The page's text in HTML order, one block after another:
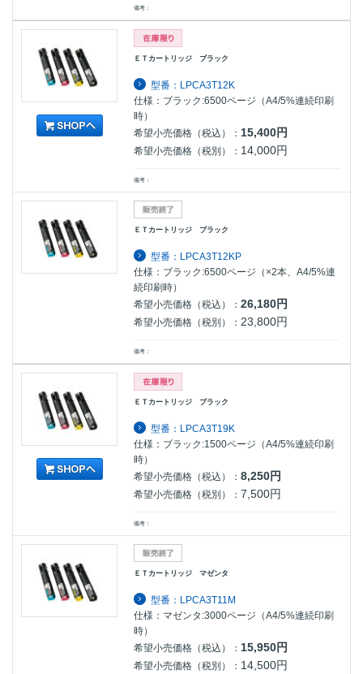
備考：
ＥＴカートリッジ ブラック
型番：LPCA3T12K
仕様：ブラック:6500ページ（A4/5%連続印刷
時）
希望小売価格（税込）： 15,400円
希望小売価格（税別）： 14,000円
備考：
ＥＴカートリッジ ブラック
型番：LPCA3T12KP
仕様：ブラック:6500ページ（×2本、A4/5%連
続印刷時）
希望小売価格（税込）： 26,180円
希望小売価格（税別）： 23,800円
備考：
ＥＴカートリッジ ブラック
型番：LPCA3T19K
仕様：ブラック:1500ページ（A4/5%連続印刷
時）
希望小売価格（税込）：8,250円
希望小売価格（税別）：7,500円
備考：
ＥＴカートリッジ マゼンタ
型番：LPCA3T11M
仕様：マゼンタ:3000ページ（A4/5%連続印刷
時）
希望小売価格（税込）： 15,950円
希望小売価格（税別）： 14,500円